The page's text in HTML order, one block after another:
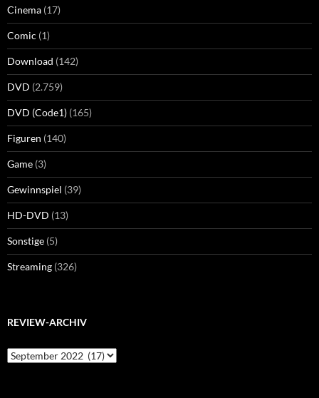
Cinema (17)
Comic (1)
Download (142)
DVD (2.759)
DVD (Code1) (165)
Figuren (140)
Game (3)
Gewinnspiel (39)
HD-DVD (13)
Sonstige (5)
Streaming (326)
REVIEW-ARCHIV
Review-
Archiv